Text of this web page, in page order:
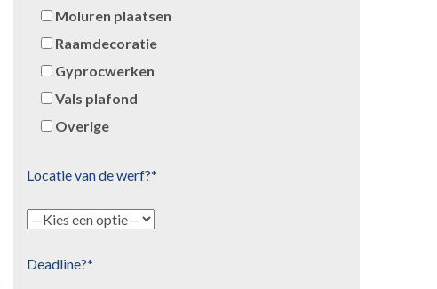
Moluren plaatsen
Raamdecoratie
Gyprocwerken
Vals plafond
Overige
Locatie van de werf?*
Deadline?*